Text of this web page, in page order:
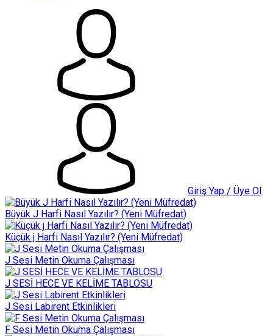
Giriş Yap / Üye Ol
Büyük J Harfi Nasıl Yazılır? (Yeni Müfredat)
Küçük j Harfi Nasıl Yazılır? (Yeni Müfredat)
J Sesi Metin Okuma Çalışması
J SESİ HECE VE KELİME TABLOSU
J Sesi Labirent Etkinlikleri
F Sesi Metin Okuma Çalışması